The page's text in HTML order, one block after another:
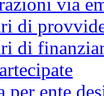
di
di
per ente